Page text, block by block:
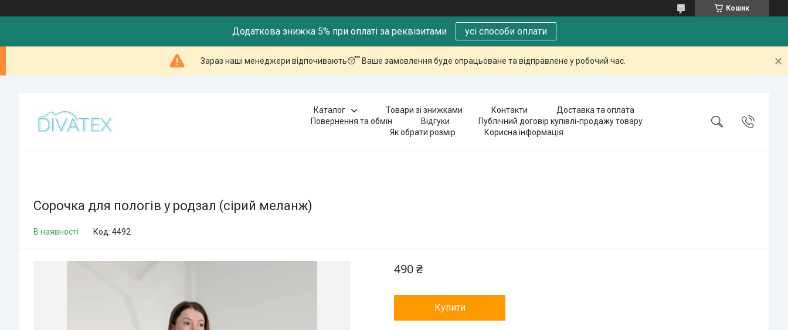
Кошик
Додаткова знижка 5% при оплаті за реквізитами усі способи оплати
Зараз наші менеджери відпочивають😴 Ваше замовлення буде опрацьоване та відправлене у робочий час.
Каталог Товари зі знижками Контакти
Доставка та оплата
Повернення та обмін
Відгуки
Публічний договір купівлі-продажу товару
Як обрати розмір
Корисна інформація
Сорочка для пологів у родзал (сірий меланж)
В наявності Код: 4492
490 ₴
Купити